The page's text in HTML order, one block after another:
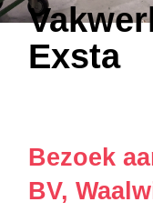
Exsta
Bezoek
BV,